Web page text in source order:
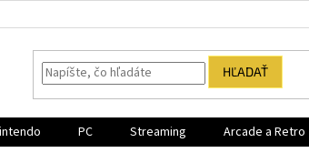
HĽADAŤ
PC Streaming Arcade a Retro